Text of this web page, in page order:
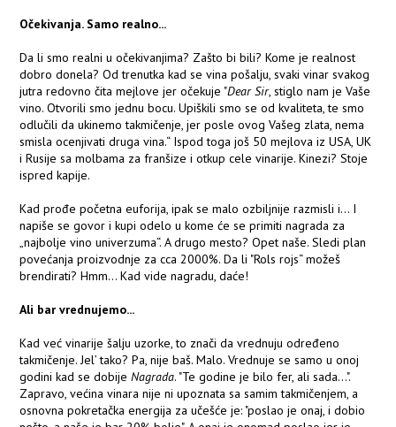
Očekivanja. Samo realno...
Da li smo realni u očekivanjima? Zašto bi bili? Kome je realnost
dobro donela? Od trenutka kad se vina pošalju, svaki vinar svakog
jutra redovno čita mejlove jer očekuje "Dear Sir, stiglo nam je Vaše
vino. Otvorili smo jednu bocu. Upiškili smo se od kvaliteta, te smo
odlučili da ukinemo takmičenje, jer posle ovog Vašeg zlata, nema
smisla ocenjivati druga vina.“ Ispod toga još 50 mejlova iz USA, UK
i Rusije sa molbama za franšize i otkup cele vinarije. Kinezi? Stoje
ispred kapije.
Kad prođe početna euforija, ipak se malo ozbiljnije razmisli i... I
napiše se govor i kupi odelo u kome će se primiti nagrada za
„najbolje vino univerzuma“. A drugo mesto? Opet naše. Sledi plan
povećanja proizvodnje za cca 2000%. Da li "Rols rojs“ možeš
brendirati? Hmm... Kad vide nagradu, daće!
Ali bar vrednujemo...
Kad već vinarije šalju uzorke, to znači da vrednuju određeno
takmičenje. Jel’ tako? Pa, nije baš. Malo. Vrednuje se samo u onoj
godini kad se dobijeNagrada. "Te godine je bilo fer, ali sada...".
Zapravo, većina vinara nije ni upoznata sa samim takmičenjem, a
osnovna pokretačka energija za učešće je: "poslao je onaj, i dobio